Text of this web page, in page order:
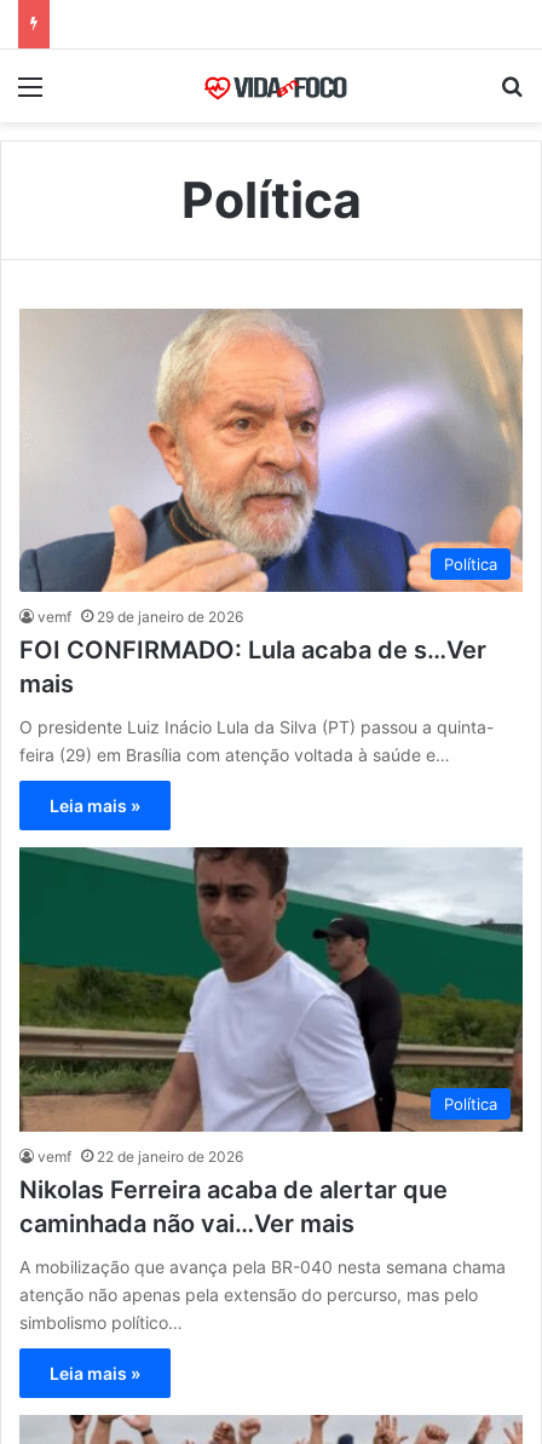
Menu
Política
Política
vemf 29 de janeiro de 2026
FOI CONFIRMADO: Lula acaba de s…Ver
mais
O presidente Luiz Inácio Lula da Silva (PT) passou a quinta-
feira (29) em Brasília com atenção voltada à saúde e…
Leia mais »
Política
vemf 22 de janeiro de 2026
Nikolas Ferreira acaba de alertar que
caminhada não vai…Ver mais
A mobilização que avança pela BR-040 nesta semana chama
atenção não apenas pela extensão do percurso, mas pelo
simbolismo político…
Leia mais »